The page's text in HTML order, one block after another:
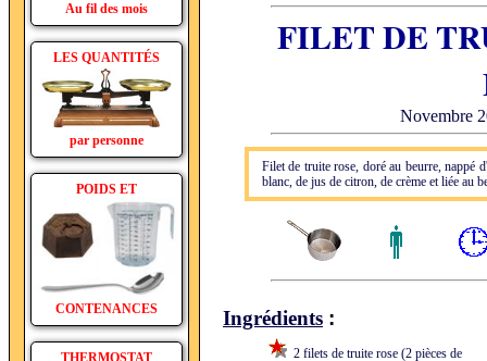
Au fil des mois
LES QUANTITÉS
par personne
POIDS ET
CONTENANCES
THERMOSTAT
FILET DE
Novembre
Filet de truite rose, doré au beurre, nappé
blanc, de jus de citron, de crème et liée au
Ingrédients :
2 filets de truite rose (2 pièces de